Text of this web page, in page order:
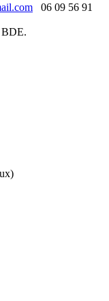
06 09 56 91
BDE.